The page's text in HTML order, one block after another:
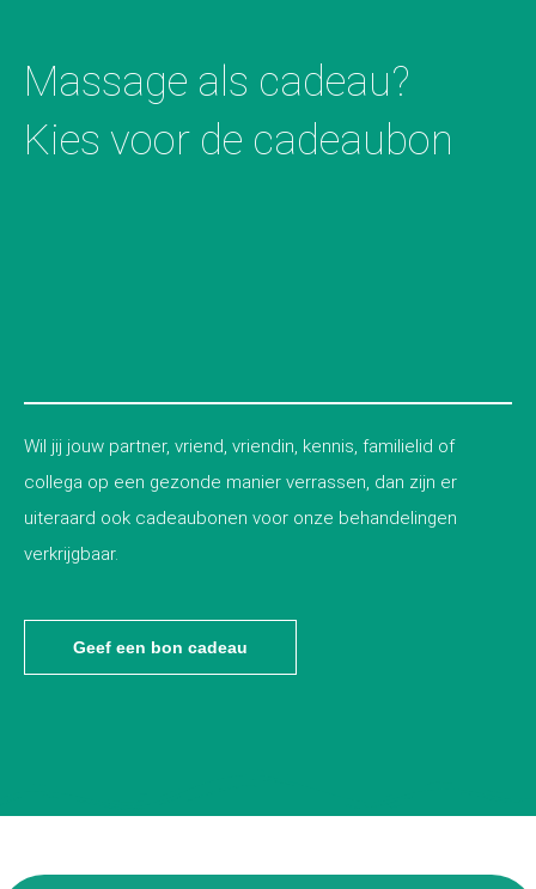
Massage als cadeau?
Kies voor de cadeaubon
Wil jij jouw partner, vriend, vriendin, kennis, familielid of
collega op een gezonde manier verrassen, dan zijn er
uiteraard ook cadeaubonen voor onze behandelingen
verkrijgbaar.
Geef een bon cadeau